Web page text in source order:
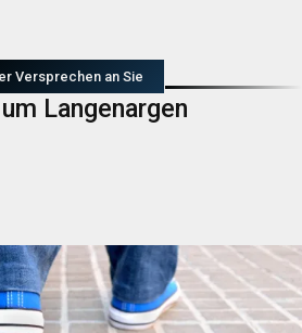
Versprechen an Sie
Langenargen